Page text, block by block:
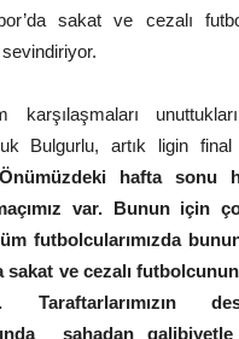
sakat ve cezalı
karşılaşmaları
Bulgurlu, artık ligin final
hafta sonu
var. Bunun için
futbolcularımızda
sakat ve cezalı
Taraftarlarımızın
sahadan